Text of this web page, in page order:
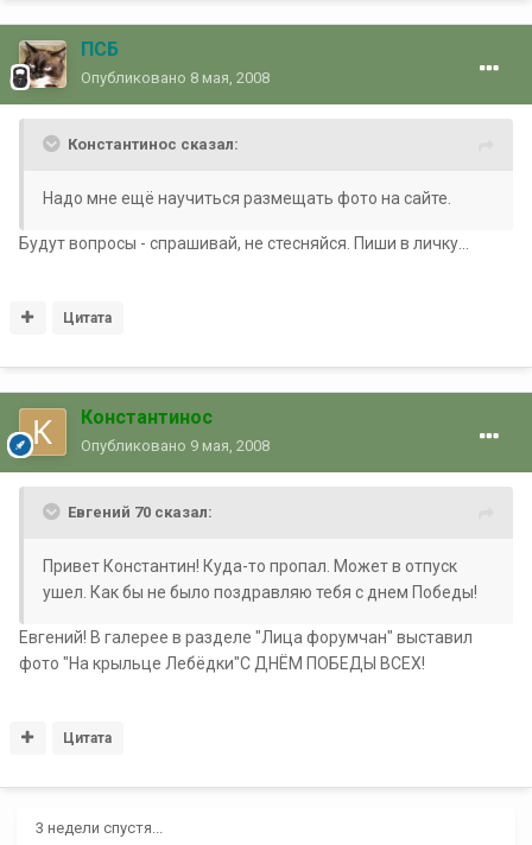
ПСБ
Опубликовано 8 мая, 2008
Константинос сказал:
Надо мне ещё научиться размещать фото на сайте.
Будут вопросы - спрашивай, не стесняйся. Пиши в личку...
Цитата
Константинос
Опубликовано 9 мая, 2008
Евгений 70 сказал:
Привет Константин! Куда-то пропал. Может в отпуск
ушел. Как бы не было поздравляю тебя с днем Победы!
Евгений! В галерее в разделе "Лица форумчан" выставил
фото "На крыльце Лебёдки"С ДНЁМ ПОБЕДЫ ВСЕХ!
Цитата
3 недели спустя...